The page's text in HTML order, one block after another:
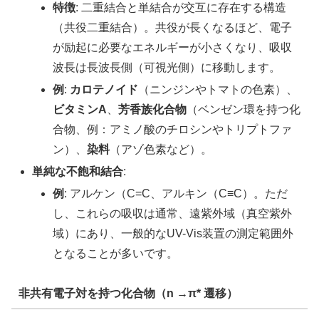
特徴: 二重結合と単結合が交互に存在する構造
（共役二重結合）。共役が長くなるほど、電子
が励起に必要なエネルギーが小さくなり、吸収
波長は長波長側（可視光側）に移動します。
例 : カロテノイド （ニンジンやトマトの色素）、
ビタミンA 、芳香族化合物 （ベンゼン環を持つ化
合物、例：アミノ酸のチロシンやトリプトファ
ン）、染料（アゾ色素など）。
単純な不飽和結合:
例 : アルケン（C=C、アルキン（C≡C）。ただ
し、これらの吸収は通常、遠紫外域（真空紫外
域）にあり、一般的なUV-Vis装置の測定範囲外
となることが多いです。
非共有電子対を持つ化合物（n →π* 遷移）